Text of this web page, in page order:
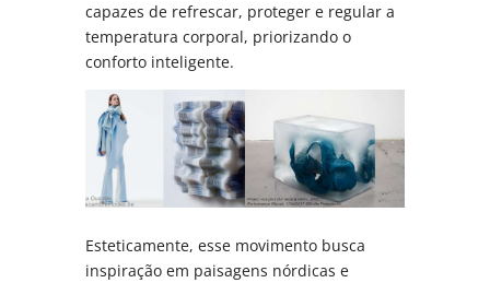
capazes de refrescar, proteger e regular a
temperatura corporal, priorizando o
conforto inteligente.
Esteticamente, esse movimento busca
inspiração em paisagens nórdicas e